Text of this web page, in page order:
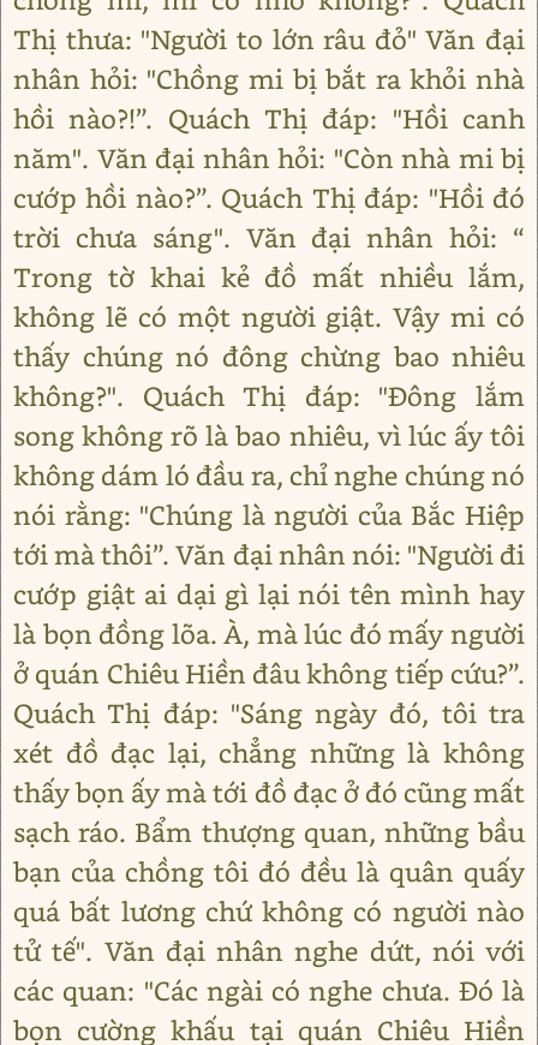
Thị thưa: "Người to lớn râu đỏ" Văn đại
nhân hỏi: "Chồng mi bị bắt ra khỏi nhà
hồi nào?!”. Quách Thị đáp: "Hồi canh
năm". Văn đại nhân hỏi: "Còn nhà mi bị
cướp hồi nào?”. Quách Thị đáp: "Hồi đó
trời chưa sáng". Văn đại nhân hỏi: “
Trong tờ khai kẻ đồ mất nhiều lắm,
không lẽ có một người giật. Vậy mi có
thấy chúng nó đông chừng bao nhiêu
không?". Quách Thị đáp: "Đông lắm
song không rõ là bao nhiêu, vì lúc ấy tôi
không dám ló đầu ra, chỉ nghe chúng nó
nói rằng: "Chúng là người của Bắc Hiệp
tới mà thôi”. Văn đại nhân nói: "Người đi
cướp giật ai dại gì lại nói tên mình hay
là bọn đồng lõa. À, mà lúc đó mấy người
ở quán Chiêu Hiền đâu không tiếp cứu?”.
Quách Thị đáp: "Sáng ngày đó, tôi tra
xét đồ đạc lại, chẳng những là không
thấy bọn ấy mà tới đồ đạc ở đó cũng mất
sạch ráo. Bẩm thượng quan, những bầu
bạn của chồng tôi đó đều là quân quấy
quá bất lương chứ không có người nào
tử tế". Văn đại nhân nghe dứt, nói với
các quan: "Các ngài có nghe chưa. Đó là
bọn cường khấu tại quán Chiêu Hiền